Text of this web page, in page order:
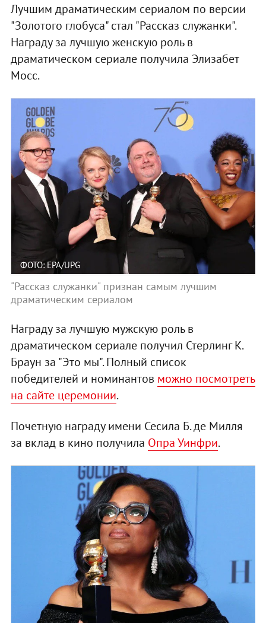
Лучшим драматическим сериалом по версии
"Золотого глобуса" стал "Рассказ служанки".
Награду за лучшую женскую роль в
драматическом сериале получила Элизабет
Мосс.
ФОТО: EPA/UPG
"Рассказ служанки" признан самым лучшим
драматическим сериалом
Награду за лучшую мужскую роль в
драматическом сериале получил Стерлинг К.
Браун за "Это мы". Полный список
победителей и номинантов можно посмотреть
на сайте церемонии.
Почетную награду имени Сесила Б. де Милля
за вклад в кино получила Опра Уинфри.